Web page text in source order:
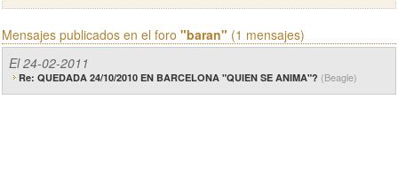
Mensajes publicados en el foro "baran" (1 mensajes)
El 24-02-2011
Re: QUEDADA 24/10/2010 EN BARCELONA "QUIEN SE ANIMA"? (Beagle)